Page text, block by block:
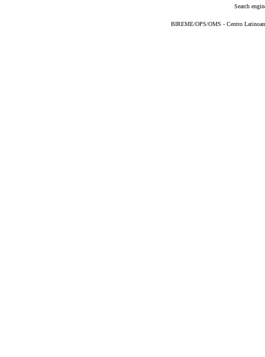
Search
BIREME/OPS/OMS - Centro